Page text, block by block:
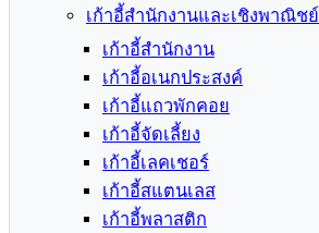
เก้าอี้สำนักงานและเชิงพาณิชย์
เก้าอี้สำนักงาน
เก้าอี้อเนกประสงค์
เก้าอี้แถวพักคอย
เก้าอี้จัดเลี้ยง
เก้าอี้เลคเชอร์
เก้าอี้สแตนเลส
เก้าอี้พลาสติก